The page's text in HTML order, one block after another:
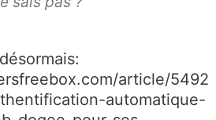
article/5492
automatique-